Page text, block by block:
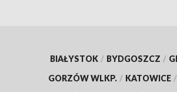
BIAŁYSTOK / BYDGOSZCZ /
GORZÓW WLKP. / KATOWICE /